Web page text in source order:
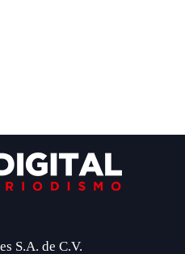
S.A. de C.V.